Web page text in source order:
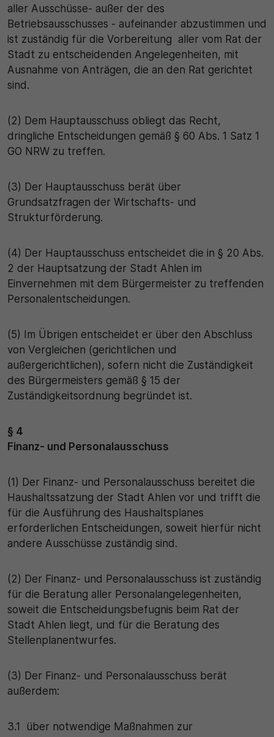
aller Ausschüsse- außer der des
Betriebsausschusses - aufeinander abzustimmen und
ist zuständig für die Vorbereitung aller vom Rat der
Stadt zu entscheidenden Angelegenheiten, mit
Ausnahme von Anträgen, die an den Rat gerichtet
sind.
(2) Dem Hauptausschuss obliegt das Recht,
dringliche Entscheidungen gemäß § 60 Abs. 1 Satz 1
GO NRW zu treffen.
(3) Der Hauptausschuss berät über
Grundsatzfragen der Wirtschafts- und
Strukturförderung.
(4) Der Hauptausschuss entscheidet die in § 20 Abs.
2 der Hauptsatzung der Stadt Ahlen im
Einvernehmen mit dem Bürgermeister zu treffenden
Personalentscheidungen.
(5) Im Übrigen entscheidet er über den Abschluss
von Vergleichen (gerichtlichen und
außergerichtlichen), sofern nicht die Zuständigkeit
des Bürgermeisters gemäß § 15 der
Zuständigkeitsordnung begründet ist.
§ 4
Finanz- und Personalausschuss
(1) Der Finanz- und Personalausschuss bereitet die
Haushaltssatzung der Stadt Ahlen vor und trifft die
für die Ausführung des Haushaltsplanes
erforderlichen Entscheidungen, soweit hierfür nicht
andere Ausschüsse zuständig sind.
(2) Der Finanz- und Personalausschuss ist zuständig
für die Beratung aller Personalangelegenheiten,
soweit die Entscheidungsbefugnis beim Rat der
Stadt Ahlen liegt, und für die Beratung des
Stellenplanentwurfes.
(3) Der Finanz- und Personalausschuss berät
außerdem:
3.1 über notwendige Maßnahmen zur